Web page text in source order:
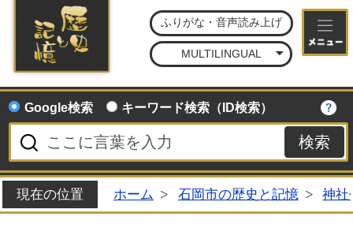
石
ふりがな・音声読み上げ
MULTILINGUAL
Google検索 キーワード検索（ID検索）
現在の位置 ホーム 石岡市の歴史と記憶 神社